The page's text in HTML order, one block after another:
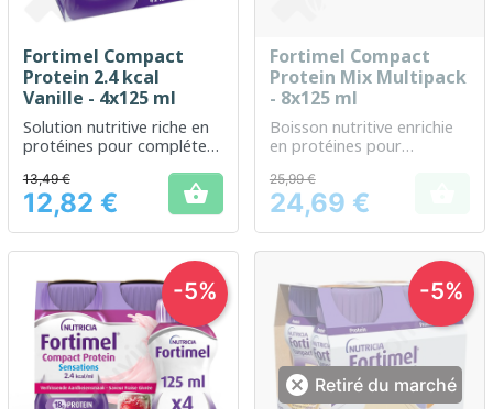
Fortimel Compact
Protein 2.4 kcal
Vanille - 4x125 ml
Solution nutritive riche en
protéines pour compléter
Prix
13,49 €
12,82 € 
Fortimel Compact
Protein Mix Multipack
- 8x125 ml
Boisson nutritive enrichie
en protéines pour
quotidienne
Prix
25,99 €
24,69 €
-5%
 Retiré du marché
-5%